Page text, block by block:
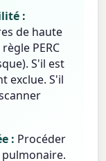
:
de haute
PERC
S'il est
exclue. S'il
: Procéder